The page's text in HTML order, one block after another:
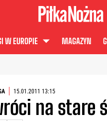
W EUROPIE MAGAZYN
15.01.2011 13:15
na stare